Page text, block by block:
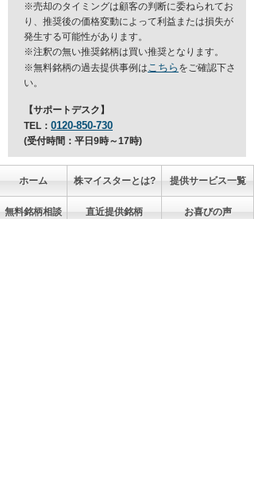
※売却のタイミングは顧客の判断に委ねられてお
り、推奨後の価格変動によって利益または損失が
発生する可能性があります。
※注釈の無い推奨銘柄は買い推奨となります。
※無料銘柄の過去提供事例はこちら をご確認下さ
い。
【サポートデスク】
TEL： 0120-850-730
(受付時間：平日9時～17時)
ホーム 株マイスターとは? 提供サービス一覧
無料銘柄相談 直近提供銘柄 お喜びの声